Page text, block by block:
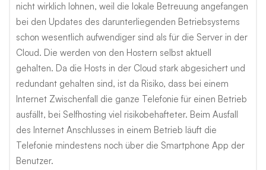
nicht wirklich lohnen, weil die lokale Betreuung angefangen
bei den Updates des darunterliegenden Betriebsystems
schon wesentlich aufwendiger sind als für die Server in der
Cloud. Die werden von den Hostern selbst aktuell
gehalten. Da die Hosts in der Cloud stark abgesichert und
redundant gehalten sind, ist da Risiko, dass bei einem
Internet Zwischenfall die ganze Telefonie für einen Betrieb
ausfällt, bei Selfhosting viel risikobehafteter. Beim Ausfall
des Internet Anschlusses in einem Betrieb läuft die
Telefonie mindestens noch über die Smartphone App der
Benutzer.